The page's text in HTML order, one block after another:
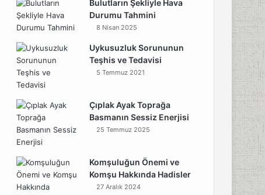
Bulutların Şekliyle Hava
Durumu Tahmini
8 Nisan 2025
Uykusuzluk Sorununun
Teşhis ve Tedavisi
5 Temmuz 2021
Çıplak Ayak Toprağa
Basmanın Sessiz Enerjisi
25 Temmuz 2025
Komşuluğun Önemi ve
Komşu Hakkında Hadisler
27 Aralık 2024